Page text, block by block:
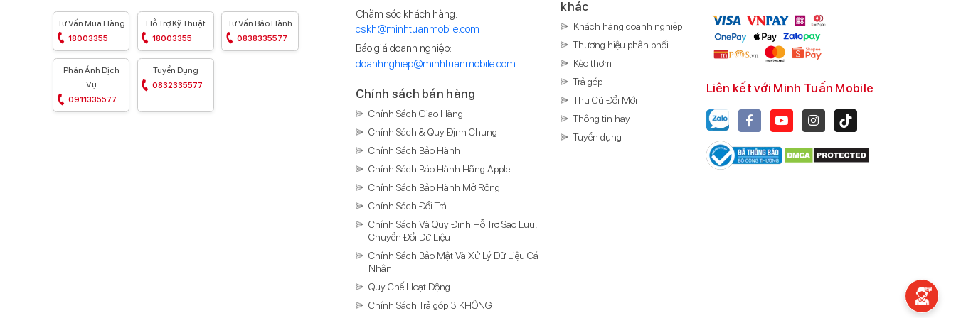
Tư Vấn Mua Hàng
18003355
Hỗ Trợ Kỹ Thuật
18003355
Tư Vấn Bảo Hành
0838335577
Phản Ánh Dịch
Vụ
0911335577
Tuyển Dụng
0832335577
Chăm sóc khách hàng:
cskh@minhtuanmobile.com
Báo giá doanh nghiệp:
doanhnghiep@minhtuanmobile.com
Chính sách bán hàng
Chính Sách Giao Hàng
Chính Sách & Quy Định Chung
Chính Sách Bảo Hành
Chính Sách Bảo Hành Hãng Apple
Chính Sách Bảo Hành Mở Rộng
Chính Sách Đổi Trả
Chính Sách Và Quy Định Hỗ Trợ Sao Lưu,
Chuyển Đổi Dữ Liệu
Chính Sách Bảo Mật Và Xử Lý Dữ Liệu Cá
Nhân
Quy Chế Hoạt Động
Chính Sách Trả góp 3 KHÔNG
khác
Khách hàng doanh nghiệp
Thương hiệu phân phối
Kèo thơm
Trả góp
Thu Cũ Đổi Mới
Thông tin hay
Tuyển dụng
Liên kết với Minh Tuấn Mobile